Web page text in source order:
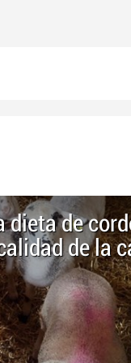
dieta de
de la